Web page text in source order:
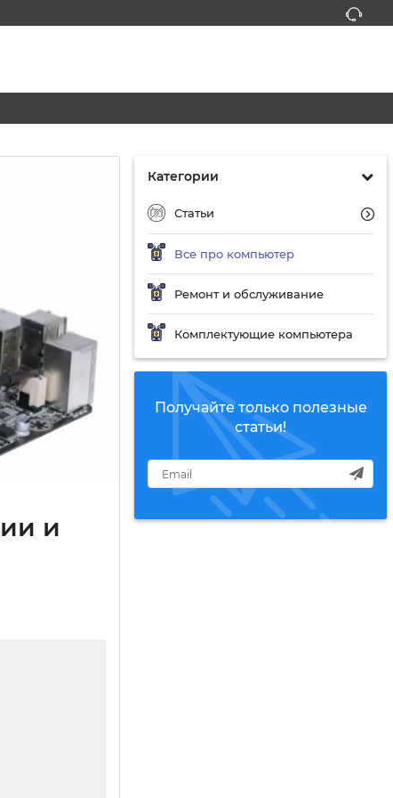
Категории
Статьи
Все про компьютер
Ремонт и обслуживание
Комплектующие компьютера
Получайте только полезные
статьи!
и